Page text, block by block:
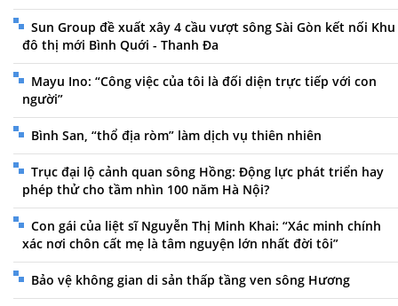
Sun Group đề xuất xây 4 cầu vượt sông Sài Gòn kết nối Khu
đô thị mới Bình Quới - Thanh Đa
Mayu Ino: “Công việc của tôi là đối diện trực tiếp với con
người”
Bình San, “thổ địa ròm” làm dịch vụ thiên nhiên
Trục đại lộ cảnh quan sông Hồng: Động lực phát triển hay
phép thử cho tầm nhìn 100 năm Hà Nội?
Con gái của liệt sĩ Nguyễn Thị Minh Khai: “Xác minh chính
xác nơi chôn cất mẹ là tâm nguyện lớn nhất đời tôi”
Bảo vệ không gian di sản thấp tầng ven sông Hương